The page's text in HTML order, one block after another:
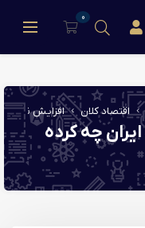
ورود/عضویت
0
اقتصاد کلان افزایش
چه کرده